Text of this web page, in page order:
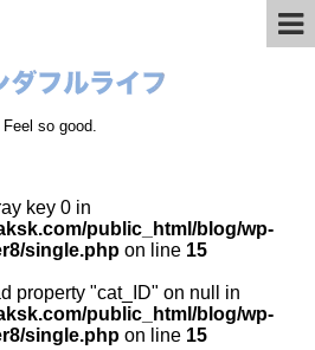
Feel so good.
key 0 in
public_html/blog/wp-
single.php on line 15
property "cat_ID" on null in
public_html/blog/wp-
single.php on line 15